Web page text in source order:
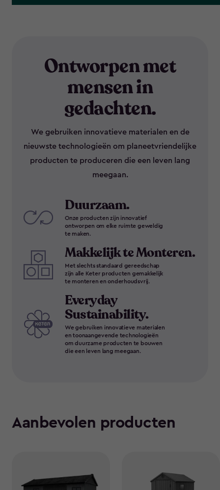
Ontworpen met
mensen in
gedachten.
We gebruiken innovatieve materialen en de
nieuwste technologieën om planeetvriendelijke
producten te produceren die een leven lang
meegaan.
Duurzaam.
Onze producten zijn innovatief
ontworpen om elke ruimte geweldig
te maken.
Makkelijk te Monteren.
Met slechts standaard gereedschap
zijn alle Keter producten gemakkelijk
te monteren en onderhoudsvrij.
Everyday
Sustainability.
We gebruiken innovatieve materialen
en toonaangevende technologieën
om duurzame producten te bouwen
die een leven lang meegaan.
Aanbevolen producten